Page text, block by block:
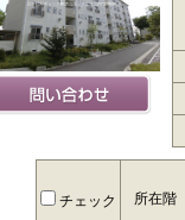
チェック 所在階